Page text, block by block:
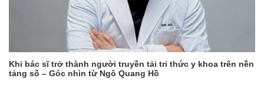
Khi bác sĩ trở thành người truyền tải tri thức y khoa trên nền
tảng số – Góc nhìn từ Ngô Quang Hồ